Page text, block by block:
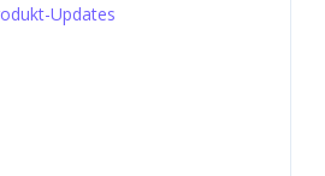
Updates